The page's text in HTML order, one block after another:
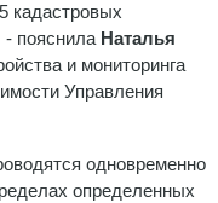
кадастровых
- пояснила Наталья
и мониторинга
Управления
одновременно
определенных